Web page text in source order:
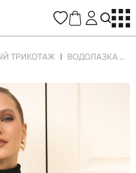
ТРИКОТАЖ ВОДОЛАЗКА ДЭНИ (ЧЁРНЫЙ)